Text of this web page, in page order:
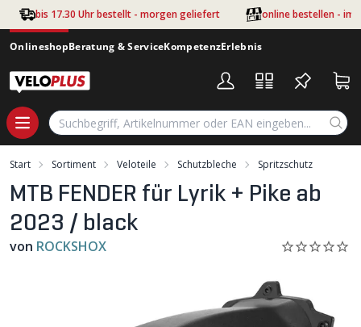
Zum Hauptinhalt springen
bis 17.30 Uhr bestellt - morgen geliefert online bestellen - im
OnlineshopBeratung & ServiceKompetenzErlebnis
Start Sortiment Veloteile Schutzbleche Spritzschutz
MTB FENDER für Lyrik + Pike ab
2023 / black
von ROCKSHOX